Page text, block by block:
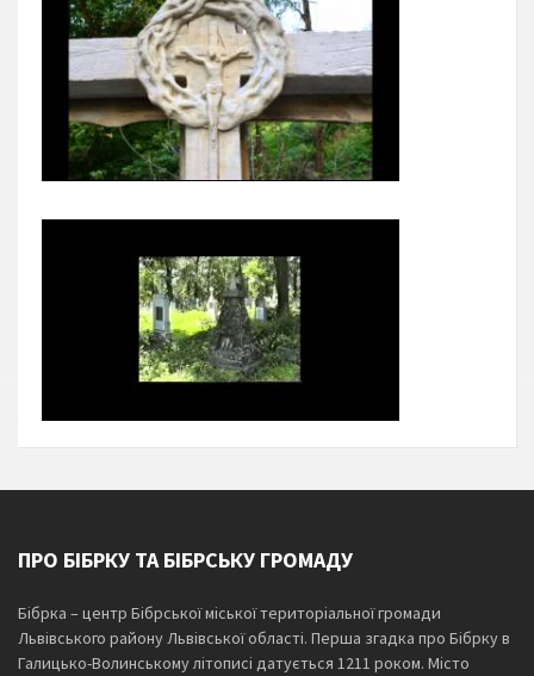
ПРО БІБРКУ ТА БІБРСЬКУ ГРОМАДУ
Бібрка – центр Бібрської міської територіальної громади
Львівського району Львівської області. Перша згадка про Бібрку в
Галицько-Волинському літописі датується 1211 роком. Місто